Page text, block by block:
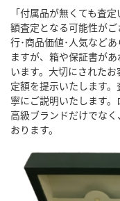
「付属品が無くても査
額査定となる可能性が
行･商品価値･人気など
ますが、箱や保証書が
います。大切にされた
定額を提示いたします
寧にご説明いたします
高級ブランドだけでな
おります。